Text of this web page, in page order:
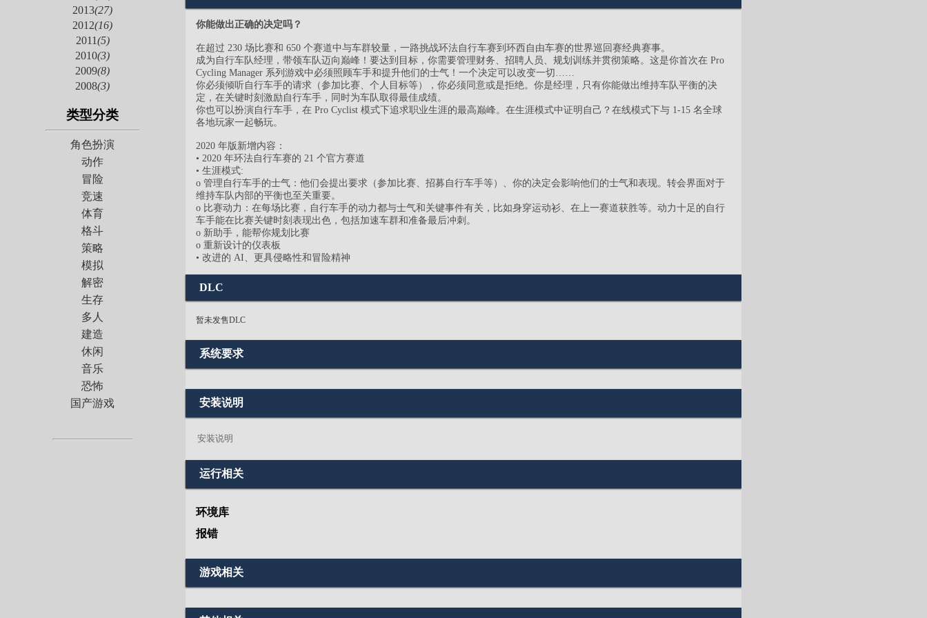
2013(27)
2012(16)
2011(5)
2010(3)
2009(8)
2008(3)
类型分类
角色扮演
动作
冒险
竞速
体育
格斗
策略
模拟
解密
生存
多人
建造
休闲
音乐
恐怖
国产游戏
你能做出正确的决定吗？
在超过 230 场比赛和 650 个赛道中与车群较量，一路挑战环法自行车赛到环西自由车赛的世界巡回赛经典赛事。
成为自行车队经理，带领车队迈向巅峰！要达到目标，你需要管理财务、招聘人员、规划训练并贯彻策略。这是你首次在 Pro
Cycling Manager 系列游戏中必须照顾车手和提升他们的士气！一个决定可以改变一切……
你必须倾听自行车手的请求（参加比赛、个人目标等），你必须同意或是拒绝。你是经理，只有你能做出维持车队平衡的决
定，在关键时刻激励自行车手，同时为车队取得最佳成绩。
你也可以扮演自行车手，在 Pro Cyclist 模式下追求职业生涯的最高巅峰。在生涯模式中证明自己？在线模式下与 1-15 名全球
各地玩家一起畅玩。
2020 年版新增内容：
• 2020 年环法自行车赛的 21 个官方赛道
• 生涯模式:
o 管理自行车手的士气：他们会提出要求（参加比赛、招募自行车手等）、你的决定会影响他们的士气和表现。转会界面对于
维持车队内部的平衡也至关重要。
o 比赛动力：在每场比赛，自行车手的动力都与士气和关键事件有关，比如身穿运动衫、在上一赛道获胜等。动力十足的自行
车手能在比赛关键时刻表现出色，包括加速车群和准备最后冲刺。
o 新助手，能帮你规划比赛
o 重新设计的仪表板
• 改进的 AI、更具侵略性和冒险精神
DLC
暂未发售DLC
系统要求
安装说明
安装说明
运行相关
环境库
报错
游戏相关